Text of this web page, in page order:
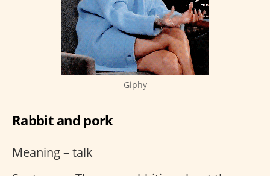
Giphy
Rabbit and pork
Meaning – talk